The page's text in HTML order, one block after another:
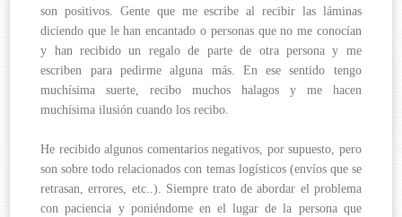
son positivos. Gente que me escribe al recibir las láminas
diciendo que le han encantado o personas que no me conocían
y han recibido un regalo de parte de otra persona y me
escriben para pedirme alguna más. En ese sentido tengo
muchísima suerte, recibo muchos halagos y me hacen
muchísima ilusión cuando los recibo.
He recibido algunos comentarios negativos, por supuesto, pero
son sobre todo relacionados con temas logísticos (envíos que se
retrasan, errores, etc..). Siempre trato de abordar el problema
con paciencia y poniéndome en el lugar de la persona que